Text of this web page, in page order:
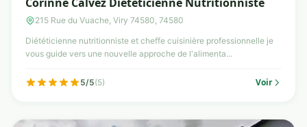
215 Rue du Vuache, Viry 74580, 74580
Diététicienne nutritionniste et cheffe cuisinière professionnelle je
vous guide vers une nouvelle approche de l'alimenta...
5/5(5) Voir